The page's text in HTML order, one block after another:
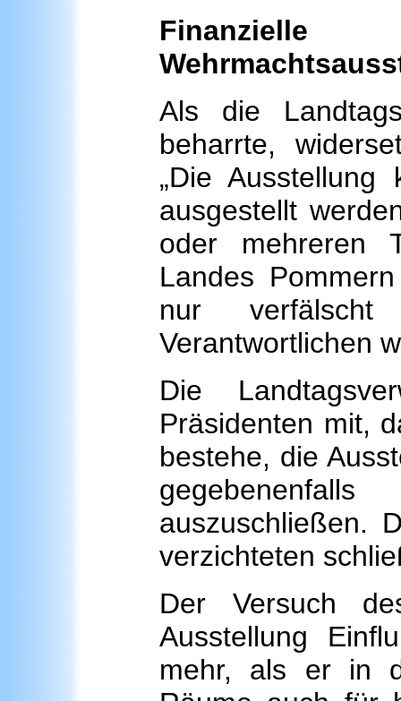
Als die
beharrte,
„Die
ausgestellt
oder mehreren
Landes
nur
Verantwortlichen
Die
Präsidenten mit,
bestehe, die
auszuschließen.
verzichteten
Der Versuch
Ausstellung
mehr, als er in